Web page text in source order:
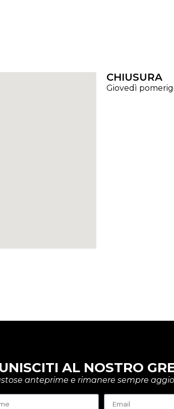
CHIUSURA
Giovedì
UNISCITI AL NOSTRO
anteprime e rimanere sempre